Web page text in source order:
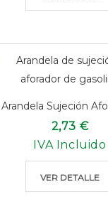
Arandela Sujeción
2,73 €
IVA Incluido
VER DETALLE